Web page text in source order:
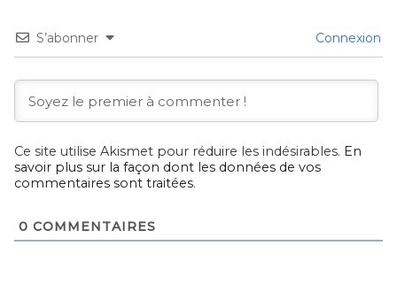
S’abonner Connexion
Ce site utilise Akismet pour réduire les indésirables. En
savoir plus sur la façon dont les données de vos
commentaires sont traitées.
0 COMMENTAIRES